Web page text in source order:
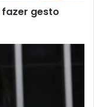
fazer gesto